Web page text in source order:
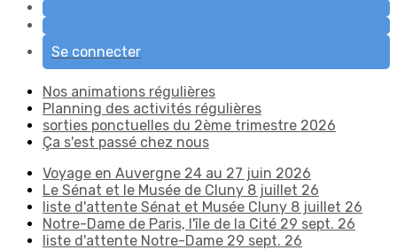
Se connecter
Nos animations régulières
Planning des activités régulières
sorties ponctuelles du 2ème trimestre 2026
Ça s'est passé chez nous
Voyage en Auvergne 24 au 27 juin 2026
Le Sénat et le Musée de Cluny 8 juillet 26
liste d'attente Sénat et Musée Cluny 8 juillet 26
Notre-Dame de Paris, l'île de la Cité 29 sept. 26
liste d'attente Notre-Dame 29 sept. 26